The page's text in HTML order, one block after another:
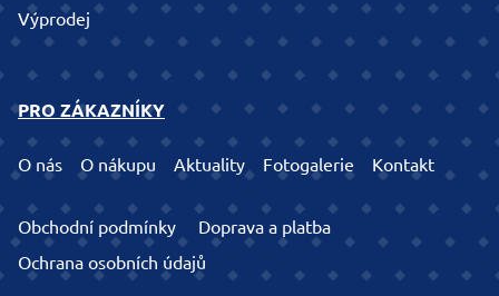
Výprodej
PRO ZÁKAZNÍKY
O nás O nákupu Aktuality Fotogalerie Kontakt
Obchodní podmínky
Doprava a platba
Ochrana osobních údajů